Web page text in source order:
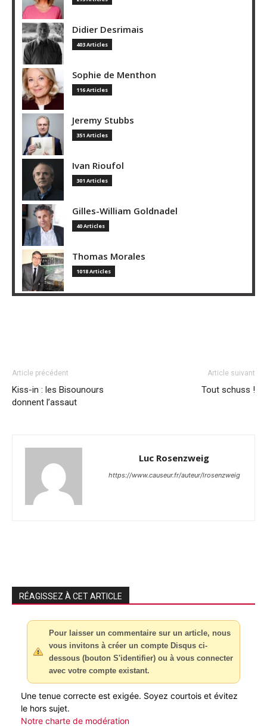
Didier Desrimais
403 Articles
Sophie de Menthon
116 Articles
Jeremy Stubbs
351 Articles
Ivan Rioufol
301 Articles
Gilles-William Goldnadel
40 Articles
Thomas Morales
1018 Articles
Article précédent
Kiss-in : les Bisounours
donnent l’assaut
Article suivant
Tout schuss !
Luc Rosenzweig
https://www.causeur.fr/auteur/lrosenzweig
RÉAGISSEZ À CET ARTICLE
Pour laisser un commentaire sur un article, nous
vous invitons à créer un compte Disqus ci-
dessous (bouton S'identifier) ou à vous connecter
avec votre compte existant.
Une tenue correcte est exigée. Soyez courtois et évitez
le hors sujet.
Notre charte de modération